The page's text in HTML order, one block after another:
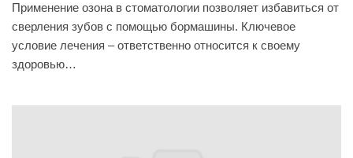
Применение озона в стоматологии позволяет избавиться от
сверления зубов с помощью бормашины. Ключевое
условие лечения – ответственно относится к своему
здоровью…